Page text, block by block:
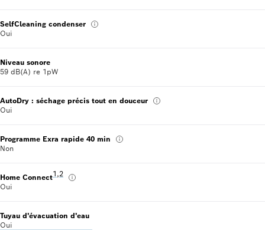
SelfCleaning condenser
Oui
Niveau sonore
59 dB(A) re 1pW
AutoDry : séchage précis tout en douceur
Oui
Programme Exra rapide 40 min
Non
Home ConnectNote de bas de page 1 : Nous fournissons régulièrement
1 ,,Note de bas de page 2 : Certaines des fonctions
2
Oui
Tuyau d'évacuation d'eau
Oui